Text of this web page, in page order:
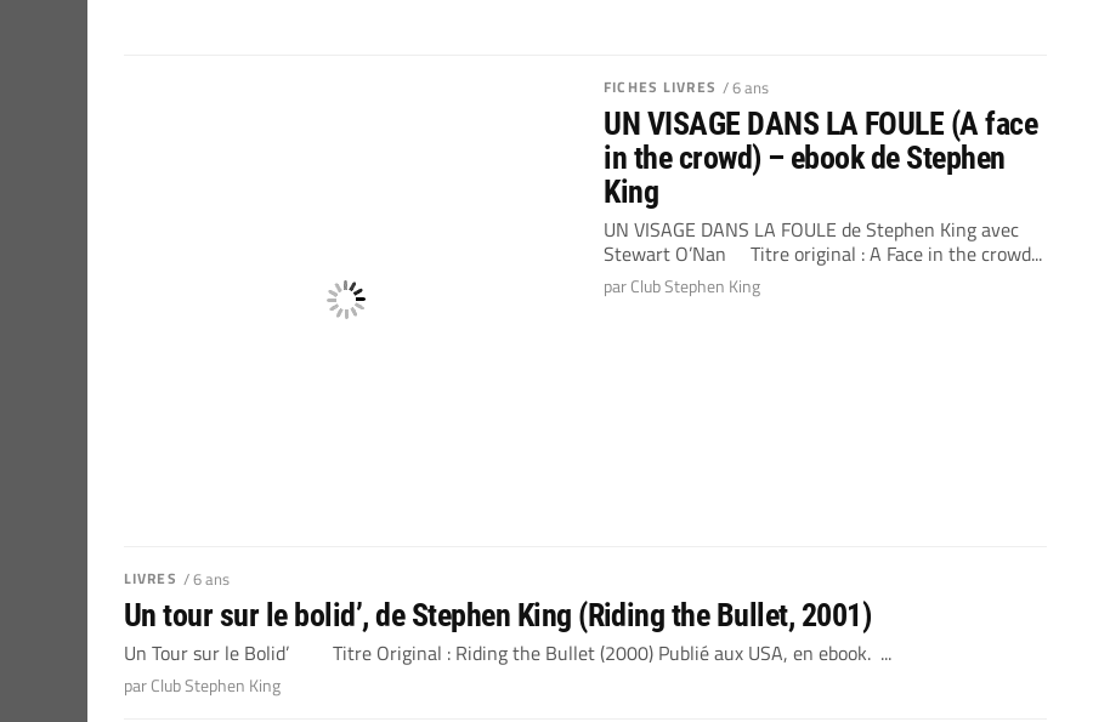
FICHES LIVRES / 6 ans
UN VISAGE DANS LA FOULE (A face
in the crowd) – ebook de Stephen
King
UN VISAGE DANS LA FOULE de Stephen King avec
Stewart O’Nan Titre original : A Face in the crowd...
par Club Stephen King
LIVRES / 6 ans
Un tour sur le bolid’, de Stephen King (Riding the Bullet, 2001)
Un Tour sur le Bolid’ Titre Original : Riding the Bullet (2000) Publié aux USA, en ebook. ...
par Club Stephen King